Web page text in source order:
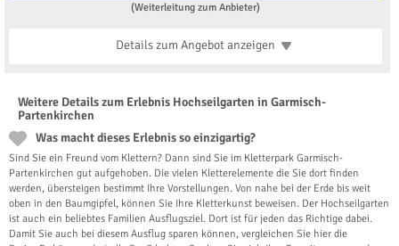
(Weiterleitung zum Anbieter)
Details zum Angebotanzeigen
Weitere Details zum Erlebnis Hochseilgarten in Garmisch-
Partenkirchen
Was macht dieses Erlebnis so einzigartig?
Sind Sie ein Freund vom Klettern? Dann sind Sie im Kletterpark Garmisch-
Partenkirchen gut aufgehoben. Die vielen Kletterelemente die Sie dort finden
werden, übersteigen bestimmt Ihre Vorstellungen. Von nahe bei der Erde bis weit
oben in den Baumgipfel, können Sie Ihre Kletterkunst beweisen. Der Hochseilgarten
ist auch ein beliebtes Familien Ausflugsziel. Dort ist für jeden das Richtige dabei.
Damit Sie auch bei diesem Ausflug sparen können, vergleichen Sie hier die